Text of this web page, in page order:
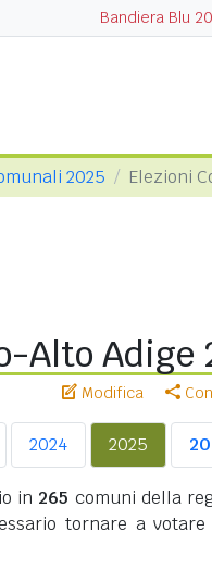
Bandiera Blu
2025 Elezioni
Alto Adige
Modifica
2024 2025
in 265 comuni della
tornare a